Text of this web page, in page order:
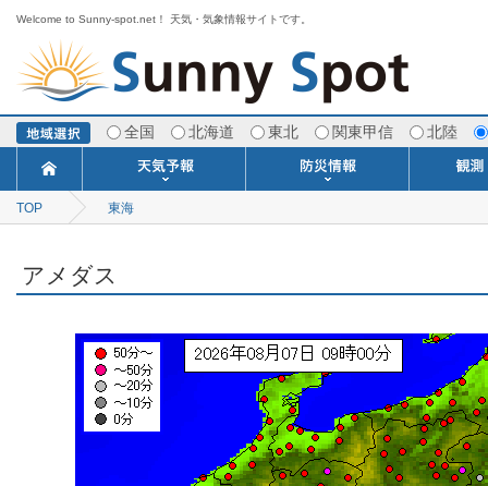
Welcome to Sunny-spot.net！ 天気・気象情報サイトです。
全国 北海道 東北 関東甲信 北陸
今日明日の天気
ポイント予報
週間天気予報
寒・暖候期予報
TOP 東海
アメダス